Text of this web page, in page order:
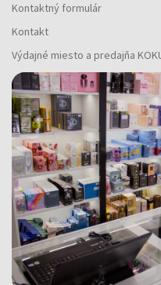
Kontaktný formulár
Kontakt
Výdajné miesto a predajňa